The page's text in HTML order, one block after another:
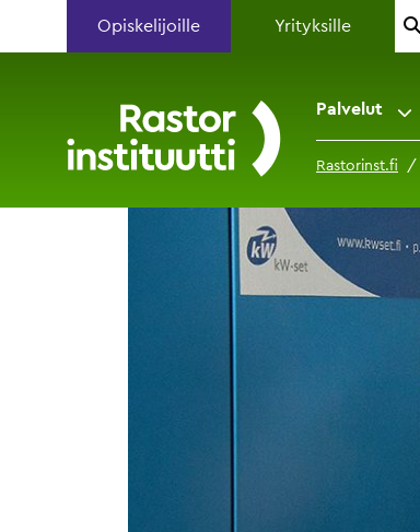
Opiskelijoille Yrityksille
Palvelut
Rastorinst.fi